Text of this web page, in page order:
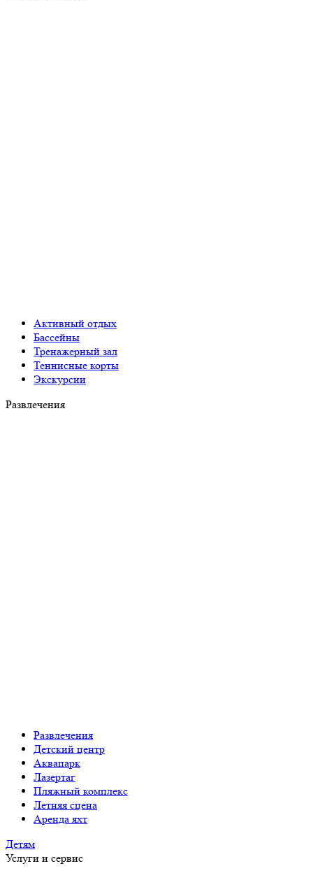
Активный отдых
Бассейны
Тренажерный зал
Теннисные корты
Экскурсии
Развлечения
Развлечения
Детский центр
Аквапарк
Лазертаг
Пляжный комплекс
Летняя сцена
Аренда яхт
Детям
Услуги и сервис